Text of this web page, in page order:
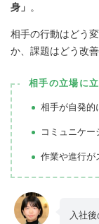
身」 。
相手の行動はどう
か、課題はどう改
相手の立場に
相手が自発的
コミュニケー
作業や進行が
入社